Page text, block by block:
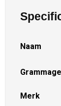
Naam
Grammage
Merk